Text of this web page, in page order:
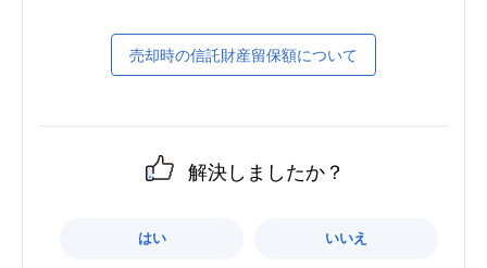
売却時の信託財産留保額について
解決しましたか？
はい いいえ